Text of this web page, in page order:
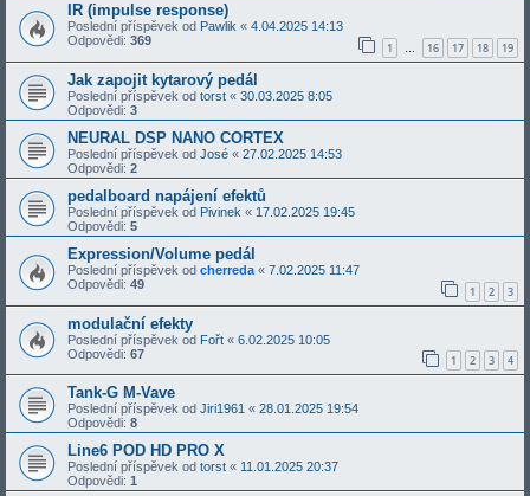
IR (impulse response)
Poslední příspěvek od Pawlik « 4.04.2025 14:13
Odpovědi: 369 1 … 16 17 18 19
Jak zapojit kytarový pedál
Poslední příspěvek od torst « 30.03.2025 8:05
Odpovědi: 3
NEURAL DSP NANO CORTEX
Poslední příspěvek od José « 27.02.2025 14:53
Odpovědi: 2
pedalboard napájení efektů
Poslední příspěvek od Pivinek « 17.02.2025 19:45
Odpovědi: 5
Expression/Volume pedál
Poslední příspěvek od cherreda « 7.02.2025 11:47
Odpovědi: 49 1 2 3
modulační efekty
Poslední příspěvek od Fořt « 6.02.2025 10:05
Odpovědi: 67 1 2 3 4
Tank-G M-Vave
Poslední příspěvek od Jiri1961 « 28.01.2025 19:54
Odpovědi: 8
Line6 POD HD PRO X
Poslední příspěvek od torst « 11.01.2025 20:37
Odpovědi: 1